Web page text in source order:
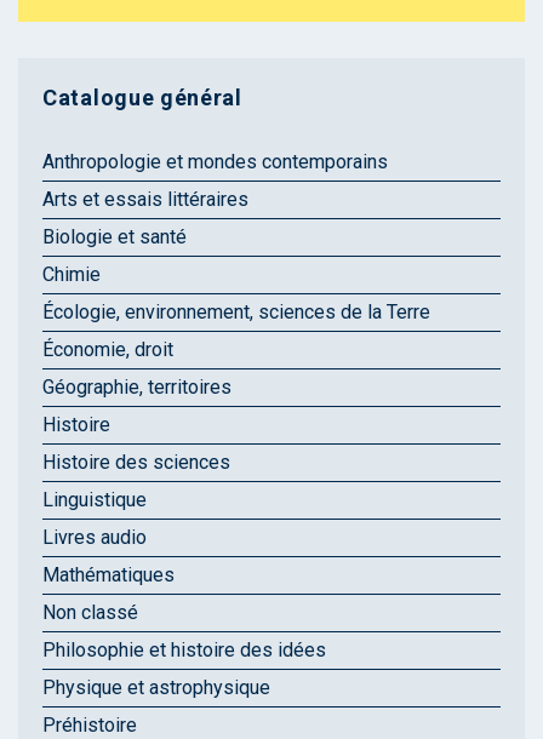
Catalogue général
Anthropologie et mondes contemporains
Arts et essais littéraires
Biologie et santé
Chimie
Écologie, environnement, sciences de la Terre
Économie, droit
Géographie, territoires
Histoire
Histoire des sciences
Linguistique
Livres audio
Mathématiques
Non classé
Philosophie et histoire des idées
Physique et astrophysique
Préhistoire